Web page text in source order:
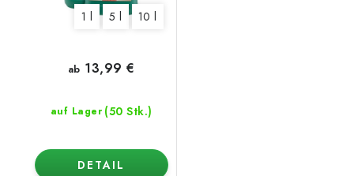
1 l 5 l 10 l
auf Lager (50 Stk.)
ab 13,99 €
DETAIL